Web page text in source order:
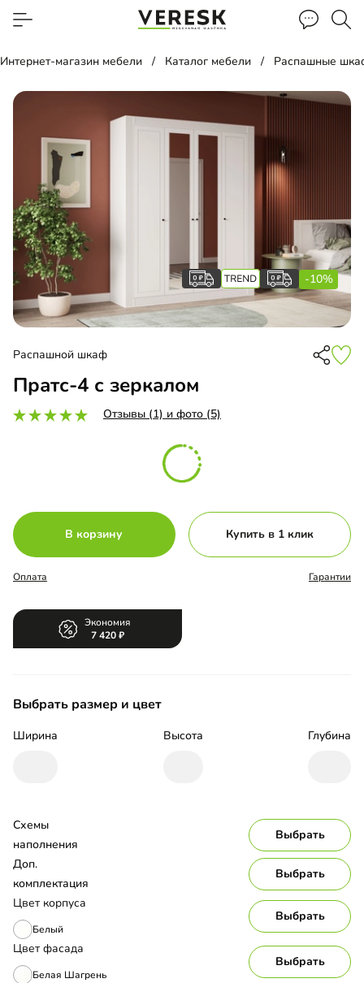
Интернет-магазин мебели Каталог мебели Распашные
-10%
Распашной шкаф
Пратс-4 с зеркалом
Отзывы (1) и фото (5)
В корзину Купить в 1 клик
Оплата Гарантии
Экономия
7 420
Выбрать размер и цвет
Ширина Высота Глубина
Цвет корпуса
Белый
Выбрать
Цвет фасада
Белая Шагрень
Выбрать
Схемы
наполнения
Выбрать
Доп.
комплектация
Выбрать